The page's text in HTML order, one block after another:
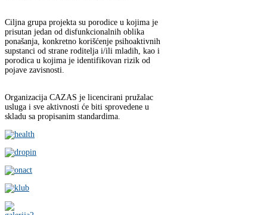
Ciljna grupa projekta su porodice u kojima je
prisutan jedan od disfunkcionalnih oblika
ponašanja, konkretno korišćenje psihoaktivnih
supstanci od strane roditelja i/ili mladih, kao i
porodica u kojima je identifikovan rizik od
pojave zavisnosti.
Organizacija CAZAS je licencirani pružalac
usluga i sve aktivnosti će biti sprovedene u
skladu sa propisanim standardima.